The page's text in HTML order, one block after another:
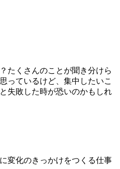
たくさんのことが聞き分けら
っているけど、集中したいこ
失敗した時が恐いのかもしれ
変化のきっかけをつくる仕事